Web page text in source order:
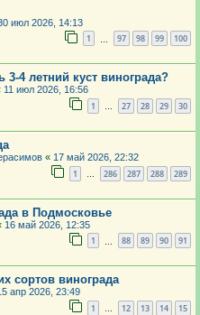
июл 2026, 14:13
1 97 98 99 100
3-4 летний куст винограда?
11 июл 2026, 16:56
1 … 27 28 29 30
« 17 май 2026, 22:32
1 … 286 287 288 289
в Подмосковье
16 май 2026, 12:35
1 88 89 90 91
сортов винограда
апр 2026, 23:49
1 … 12 13 14 15